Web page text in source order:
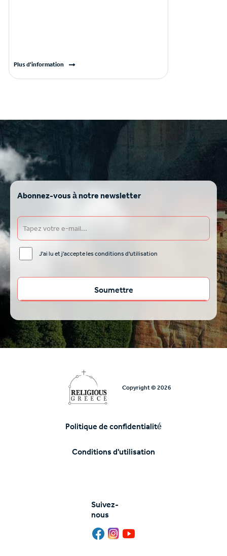
Plus d'information
Abonnez-vous à notre newsletter
J'ai lu et j'accepte les conditions d'utilisation
Copyright © 2026
Υποσέλιδο
Politique de confidentialité
Conditions d'utilisation
Suivez-
nous